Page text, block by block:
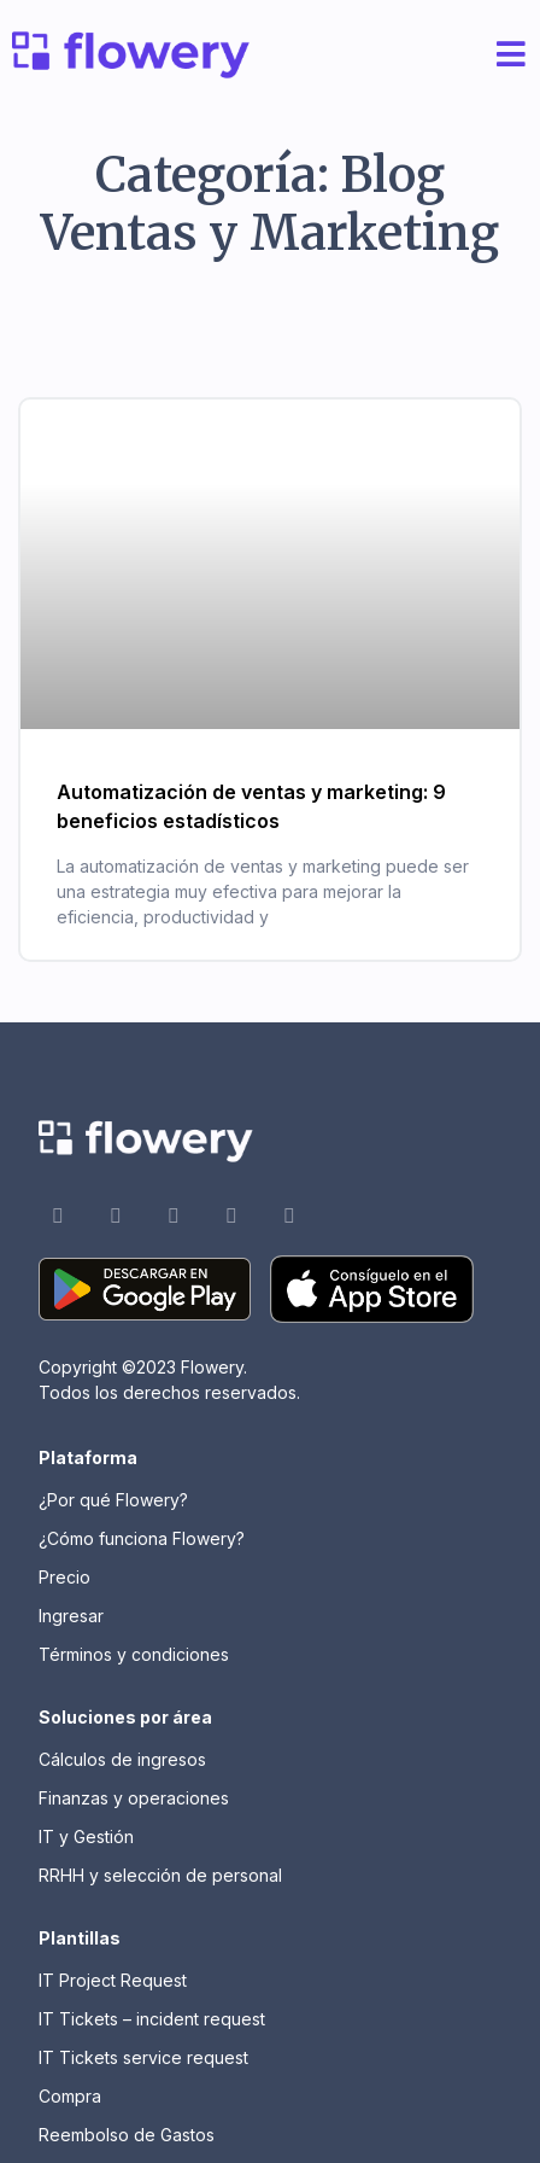
Categoría: Blog
Ventas y Marketing
Automatización de ventas y marketing: 9
beneficios estadísticos
La automatización de ventas y marketing puede ser
una estrategia muy efectiva para mejorar la
eficiencia, productividad y
Copyright ©2023 Flowery.
Todos los derechos reservados.
Plataforma
¿Por qué Flowery?
¿Cómo funciona Flowery?
Precio
Ingresar
Términos y condiciones
Soluciones por área
Cálculos de ingresos
Finanzas y operaciones
IT y Gestión
RRHH y selección de personal
Plantillas
IT Project Request
IT Tickets – incident request
IT Tickets service request
Compra
Reembolso de Gastos